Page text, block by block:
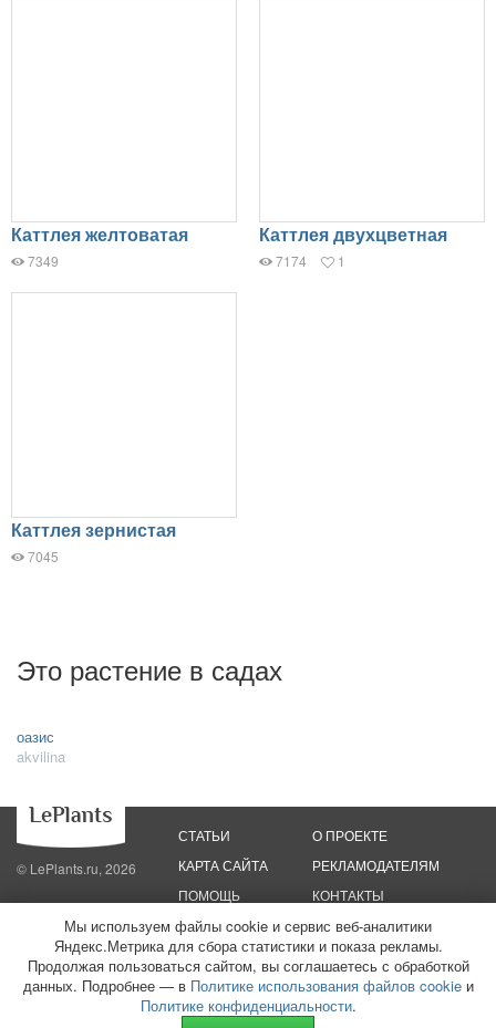
Каттлея желтоватая
7349
Каттлея двухцветная
7174 1
Каттлея зернистая
7045
Это растение в садах
оазис
akvilina
© LePlants.ru, 2026
СТАТЬИ
КАРТА САЙТА
ПОМОЩЬ
О ПРОЕКТЕ
РЕКЛАМОДАТЕЛЯМ
КОНТАКТЫ
Политика конфиденциальности
Политика использования файлов cookie
Пользовательское соглашение
Редакционные стандарты
ООО «Трафик»
ИНН 7813175200 ОГРН 1027806866724
Монетизация
Мы используем файлы cookie и сервис веб-аналитики
Яндекс.Метрика для сбора статистики и показа рекламы.
Продолжая пользоваться сайтом, вы соглашаетесь с обработкой
данных. Подробнее — в Политике использования файлов cookieи
Политике конфиденциальности.